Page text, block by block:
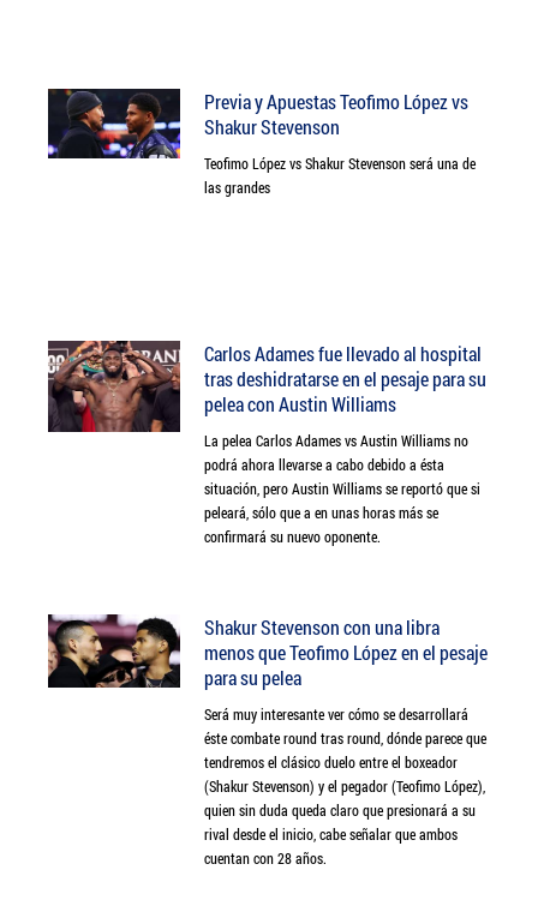
Previa y Apuestas Teofimo López vs
Shakur Stevenson
Teofimo López vs Shakur Stevenson será una de
las grandes
Carlos Adames fue llevado al hospital
tras deshidratarse en el pesaje para su
pelea con Austin Williams
La pelea Carlos Adames vs Austin Williams no
podrá ahora llevarse a cabo debido a ésta
situación, pero Austin Williams se reportó que si
peleará, sólo que a en unas horas más se
confirmará su nuevo oponente.
Shakur Stevenson con una libra
menos que Teofimo López en el pesaje
para su pelea
Será muy interesante ver cómo se desarrollará
éste combate round tras round, dónde parece que
tendremos el clásico duelo entre el boxeador
(Shakur Stevenson) y el pegador (Teofimo López),
quien sin duda queda claro que presionará a su
rival desde el inicio, cabe señalar que ambos
cuentan con 28 años.